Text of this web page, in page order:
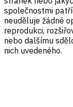
společnostmi
neuděluje žádné
reprodukci,
nebo dalšímu
nich uvedeného.